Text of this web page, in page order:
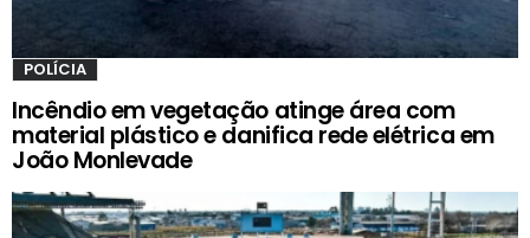
POLÍCIA
Incêndio em vegetação atinge área com
material plástico e danifica rede elétrica em
João Monlevade